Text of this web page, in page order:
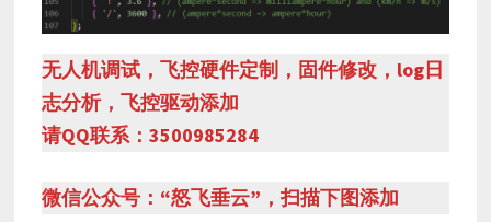
无人机调试，飞控硬件定制，固件修改，log日
志分析，飞控驱动添加
请QQ联系：3500985284
微信公众号：“怒飞垂云”，扫描下图添加